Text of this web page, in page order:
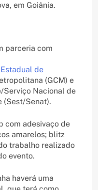
em Goiânia.
parceria com
de
(GCM) e
Serviço Nacional de
(Sest/Senat).
com adesivaço de
amarelos; blitz
trabalho realizado
evento.
haverá uma